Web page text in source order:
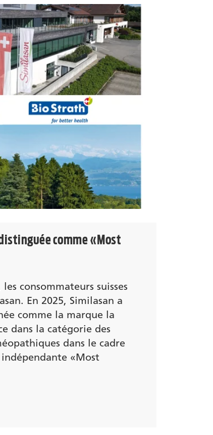
comme «Most
consommateurs suisses
En 2025, Similasan a
comme la marque la
dans la catégorie des
dans le cadre
«Most